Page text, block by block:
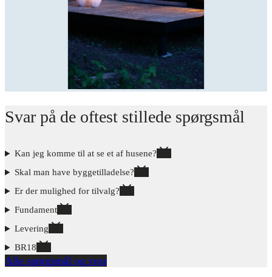
Svar på de oftest stillede spørgsmål
Kan jeg komme til at se et af husene?
Skal man have byggetilladelse?
Er der mulighed for tilvalg?
Fundament
Levering
BR18
Alle spørgsmål og svar